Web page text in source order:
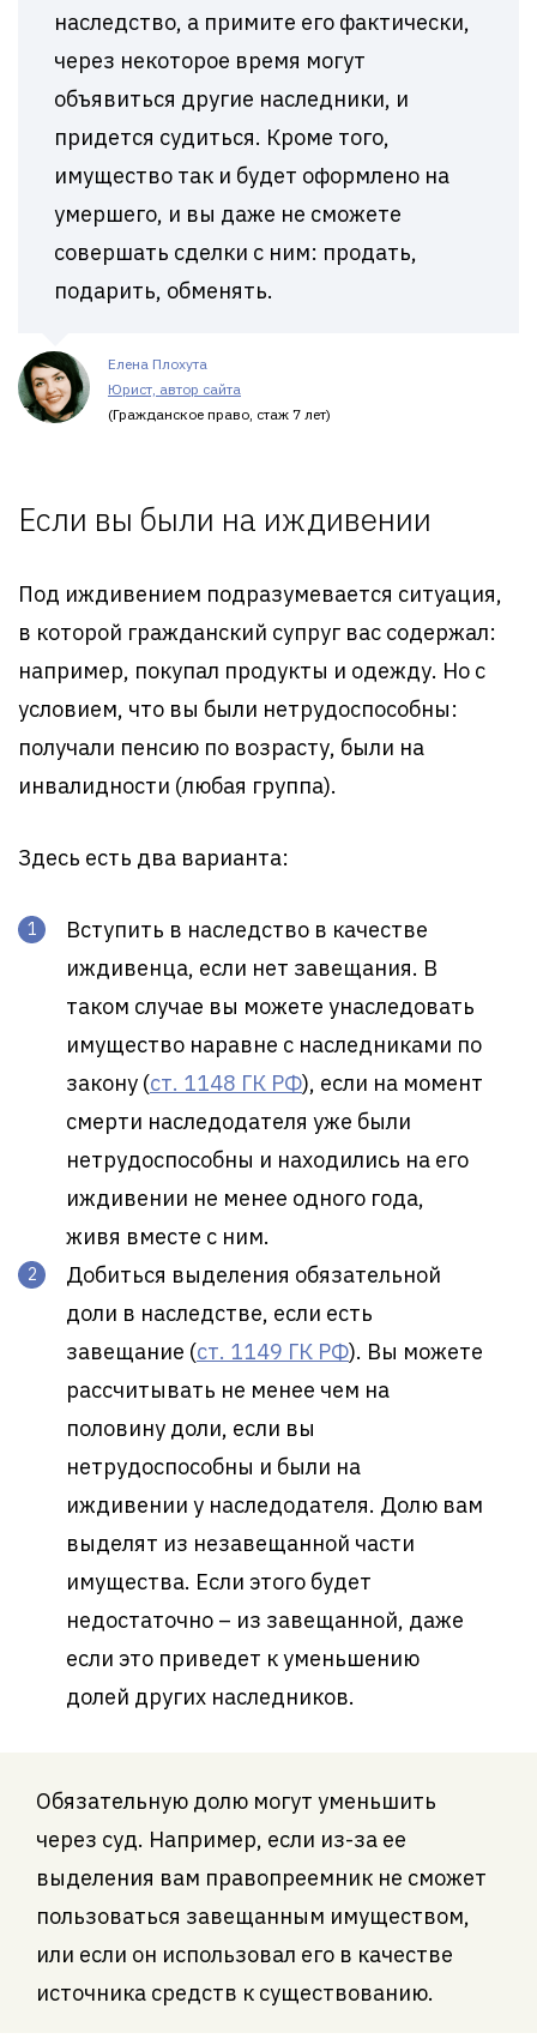
наследство, а примите его фактически,
через некоторое время могут
объявиться другие наследники, и
придется судиться. Кроме того,
имущество так и будет оформлено на
умершего, и вы даже не сможете
совершать сделки с ним: продать,
подарить, обменять.
Елена Плохута
Юрист, автор сайта
(Гражданское право, стаж 7 лет)
Если вы были на иждивении
Под иждивением подразумевается ситуация,
в которой гражданский супруг вас содержал:
например, покупал продукты и одежду. Но с
условием, что вы были нетрудоспособны:
получали пенсию по возрасту, были на
инвалидности (любая группа).
Здесь есть два варианта:
Вступить в наследство в качестве
иждивенца, если нет завещания. В
таком случае вы можете унаследовать
имущество наравне с наследниками по
закону (ст. 1148 ГК РФ), если на момент
смерти наследодателя уже были
нетрудоспособны и находились на его
иждивении не менее одного года,
живя вместе с ним.
Добиться выделения обязательной
доли в наследстве, если есть
завещание (ст. 1149 ГК РФ). Вы можете
рассчитывать не менее чем на
половину доли, если вы
нетрудоспособны и были на
иждивении у наследодателя. Долю вам
выделят из незавещанной части
имущества. Если этого будет
недостаточно – из завещанной, даже
если это приведет к уменьшению
долей других наследников.
Обязательную долю могут уменьшить
через суд. Например, если из-за ее
выделения вам правопреемник не сможет
пользоваться завещанным имуществом,
или если он использовал его в качестве
источника средств к существованию.